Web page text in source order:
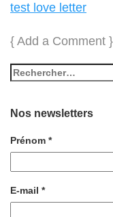
test love letter
{ Add a Comment }
Nos newsletters
Prénom *
E-mail *